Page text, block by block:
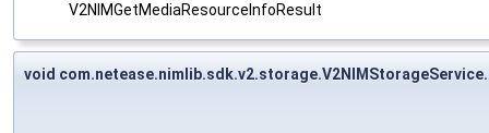
V2NIMGetMediaResourceInfoResult
void